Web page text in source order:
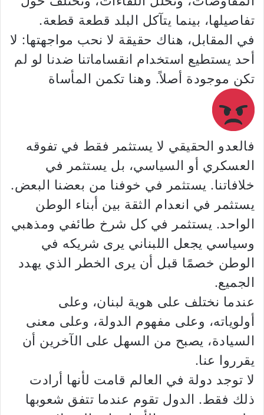
تفاصيلها، بينما يتآكل البلد قطعة قطعة.
في المقابل، هناك حقيقة لا نحب مواجهتها: لا
أحد يستطيع استخدام انقساماتنا ضدنا لو لم
تكن موجودة أصلاً. وهنا تكمن المأساة
فالعدو الحقيقي لا يستثمر فقط في تفوقه
العسكري أو السياسي، بل يستثمر في
خلافاتنا. يستثمر في خوفنا من بعضنا البعض.
يستثمر في انعدام الثقة بين أبناء الوطن
الواحد. يستثمر في كل شرخ طائفي ومذهبي
وسياسي يجعل اللبناني يرى شريكه في
الوطن خصمًا قبل أن يرى الخطر الذي يهدد
الجميع.
عندما نختلف على هوية لبنان، وعلى
أولوياته، وعلى مفهوم الدولة، وعلى معنى
السيادة، يصبح من السهل على الآخرين أن
يقرروا عنا.
لا توجد دولة في العالم قامت لأنها أرادت
ذلك فقط. الدول تقوم عندما تتفق شعوبها